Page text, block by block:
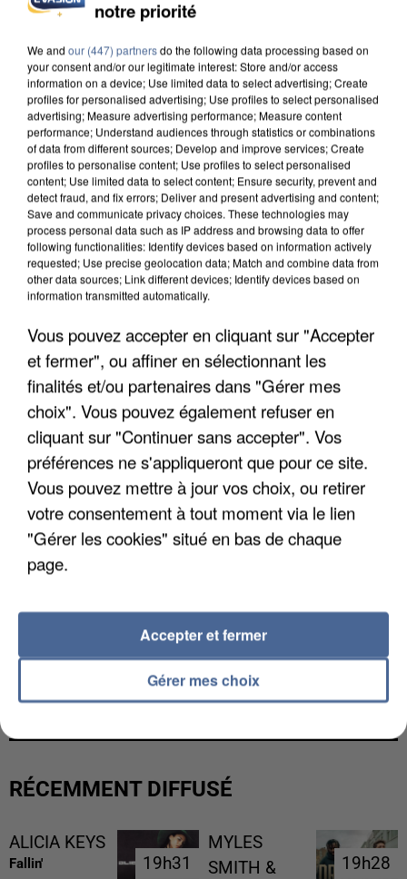
INTERPELLÉ EN ALGÉRIE
UNE TOURISTE DE L’OISE EMPORTÉE PAR UNE
COULÉE DE BOUE EN HAUTE-SAVOIE
RÉCEMMENT DIFFUSÉ
ALICIA KEYS
Fallin' 19h31
19h31
MYLES
SMITH &
19h28
19h28
notre priorité
We and our (447) partnersdo the following data processing based on
your consent and/or our legitimate interest: Store and/or access
information on a device; Use limited data to select advertising; Create
profiles for personalised advertising; Use profiles to select personalised
advertising; Measure advertising performance; Measure content
performance; Understand audiences through statistics or combinations
of data from different sources; Develop and improve services; Create
profiles to personalise content; Use profiles to select personalised
content; Use limited data to select content; Ensure security, prevent and
detect fraud, and fix errors; Deliver and present advertising and content;
Save and communicate privacy choices. These technologies may
process personal data such as IP address and browsing data to offer
following functionalities: Identify devices based on information actively
requested; Use precise geolocation data; Match and combine data from
other data sources; Link different devices; Identify devices based on
information transmitted automatically.
Vous pouvez accepter en cliquant sur "Accepter
et fermer", ou affiner en sélectionnant les
finalités et/ou partenaires dans "Gérer mes
choix". Vous pouvez également refuser en
cliquant sur "Continuer sans accepter". Vos
préférences ne s'appliqueront que pour ce site.
Vous pouvez mettre à jour vos choix, ou retirer
votre consentement à tout moment via le lien
"Gérer les cookies" situé en bas de chaque
page.
Gérer mes choix
Accepter et fermer